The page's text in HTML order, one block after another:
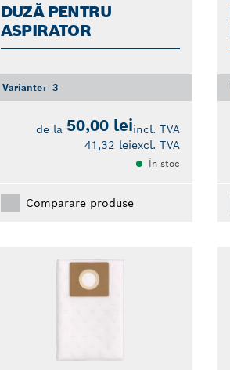
DUZĂ PENTRU
ASPIRATOR
Variante: 3
de la 50,00 leiincl. TVA
41,32 leiexcl. TVA
În stoc
Comparare produse